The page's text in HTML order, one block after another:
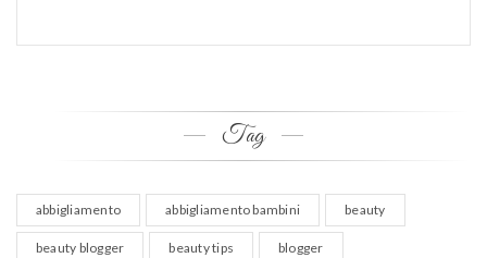
Tag
abbigliamento abbigliamento bambini beauty
beauty blogger beauty tips blogger